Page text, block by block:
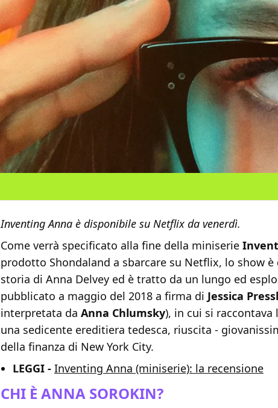
Inventing Anna è disponibile su Netflix da venerdì.
Come verrà specificato alla fine della miniserie
prodotto Shondaland a sbarcare su Netflix, lo show
storia di Anna Delvey ed è tratto da un lungo ed
pubblicato a maggio del 2018 a firma di Jessica
interpretata da Anna Chlumsky), in cui si raccontava
una sedicente ereditiera tedesca, riuscita -
della finanza di New York City.
LEGGI - Inventing Anna (miniserie): la recensione
CHI È ANNA SOROKIN?